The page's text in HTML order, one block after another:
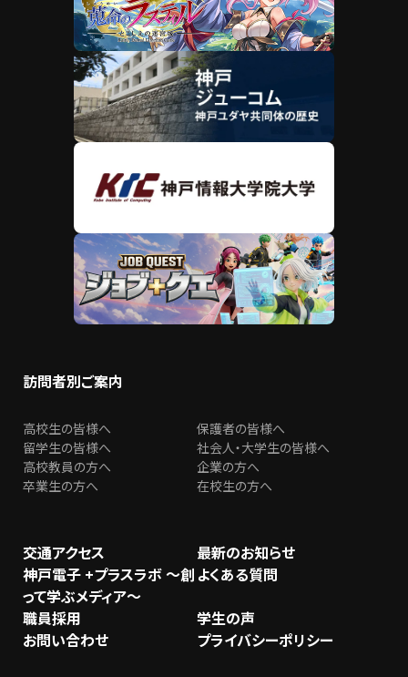
訪問者別ご案内
高校生の皆様へ
保護者の皆様へ
留学生の皆様へ
社会人・大学生の皆様へ
高校教員の方へ
企業の方へ
卒業生の方へ
在校生の方へ
交通アクセス
最新のお知らせ
神戸電子 +プラスラボ ～創
って学ぶメディア～
よくある質問
職員採用
学生の声
お問い合わせ
プライバシーポリシー